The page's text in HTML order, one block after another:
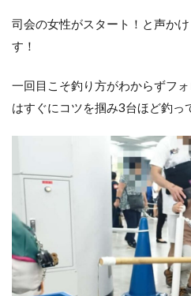
司会の女性がスタート！と声か
す！
一回目こそ釣り方がわからずフ
はすぐにコツを掴み3台ほど釣っ